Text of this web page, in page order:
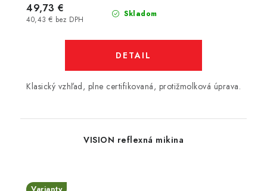
Skladom
40,43 € bez DPH
49,73 €
DETAIL
Klasický vzhľad, plne certifikovaná, protižmolková úprava.
VISION reflexná mikina